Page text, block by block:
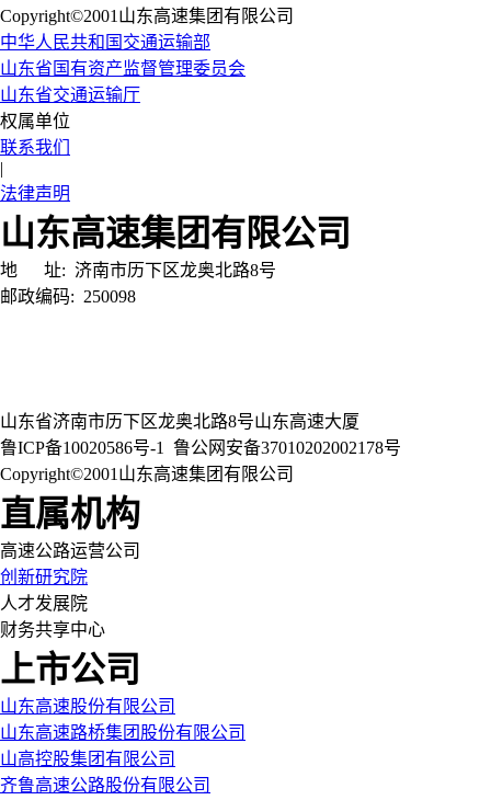
Copyright©2001山东高速集团有限公司
中华人民共和国交通运输部
山东省国有资产监督管理委员会
山东省交通运输厅
权属单位
联系我们
|
法律声明
山东高速集团有限公司
地 址: 济南市历下区龙奥北路8号
邮政编码: 250098
山东省济南市历下区龙奥北路8号山东高速大厦
鲁ICP备10020586号-1
鲁公网安备37010202002178号
Copyright©2001山东高速集团有限公司
直属机构
高速公路运营公司
创新研究院
人才发展院
财务共享中心
上市公司
山东高速股份有限公司
山东高速路桥集团股份有限公司
山高控股集团有限公司
齐鲁高速公路股份有限公司